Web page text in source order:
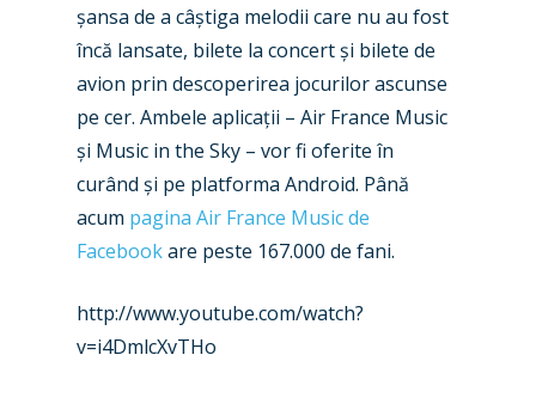
șansa de a câștiga melodii care nu au fost
încă lansate, bilete la concert și bilete de
avion prin descoperirea jocurilor ascunse
pe cer. Ambele aplicații – Air France Music
și Music in the Sky – vor fi oferite în
curând și pe platforma Android. Până
acum pagina Air France Music de
Facebookare peste 167.000 de fani.
http://www.youtube.com/watch?
v=i4DmlcXvTHo
Farnborough 2022
Dubai 2019
Paris 2019
Jobs
Contact